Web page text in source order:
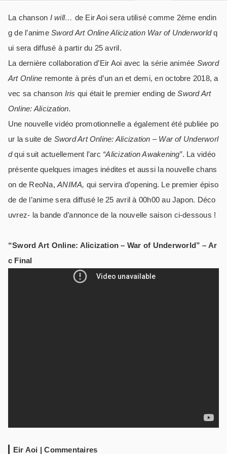
La chanson I will… de Eir Aoi sera utilisé comme 2ème endin
g de l’animeSword Art Online Alicization War of Underworldq
ui sera diffusé à partir du 25 avril.
La dernière collaboration d’Eir Aoi avec la série animée Sword
Art Online remonte à près d’un an et demi, en octobre 2018, a
vec sa chanson Iris qui était le premier ending deSword Art
Online: Alicization.
Une nouvelle vidéo promotionnelle a également été publiée po
ur la suite de Sword Art Online: Alicization – War of Underworl
dqui suit actuellement l’arc “Alicization Awakening”. La vidéo
présente quelques images inédites et aussi la nouvelle chans
on de ReoNa,ANIMA, qui servira d’opening. Le premier épiso
de de l’anime sera diffusé le 25 avril à 00h00 au Japon. Déco
uvrez- la bande d’annonce de la nouvelle saison ci-dessous !
“Sword Art Online: Alicization – War of Underworld” – Ar
c Final
Eir Aoi | Commentaires